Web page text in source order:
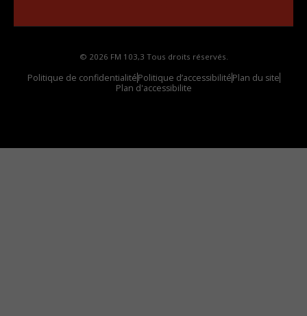
© 2026 FM 103,3 Tous droits réservés.
Politique de confidentialitéPolitique d’accessibilitéPlan du site
Plan d'accessibilite